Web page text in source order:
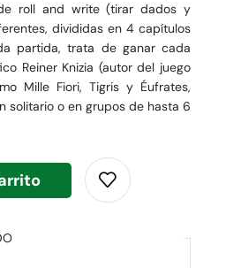
roll and write (tirar dados y
divididas en 4 capítulos
partida, trata de ganar cada
Reiner Knizia (autor del juego
Mille Fiori, Tigris y Éufrates,
solitario o en grupos de hasta 6